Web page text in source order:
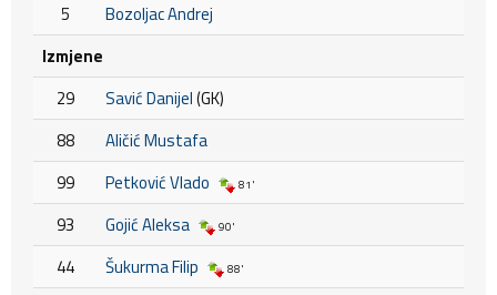
5
Bozoljac Andrej
Izmjene
29
Savić Danijel(GK)
88
Aličić Mustafa
99
Petković Vlado 81'
93 Gojić Aleksa 90'
44 Šukurma Filip 88'